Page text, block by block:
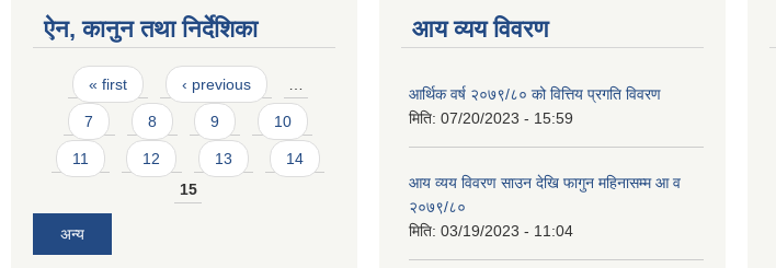
ऐन, कानुन तथा निर्देशिका
Pages
« first ‹ previous
7 8 9 10
11 12 13
14
15
अन्य
आय व्यय विवरण
आर्थिक वर्ष २०७९/८० को वित्तिय प्रगति विवरण
मिति: 07/20/2023 - 15:59
आय व्यय विवरण साउन देखि फागुन महिनासम्म आ व
२०७९/८०
मिति: 03/19/2023 - 11:04